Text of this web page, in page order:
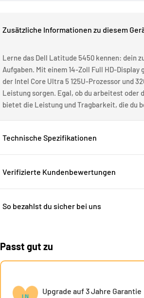
Zusätzliche Informationen zu diesem
Lerne das Dell Latitude 5450 kennen: dein
Aufgaben. Mit einem 14-Zoll Full HD-
der Intel Core Ultra 5 125U-Prozessor und
Leistung sorgen. Egal, ob du arbeitest oder
bietet die Leistung und Tragbarkeit, die du
Technische Spezifikationen
Verifizierte Kundenbewertungen
So bezahlst du sicher bei uns
Passt gut zu
Upgrade auf 3 Jahre Garantie